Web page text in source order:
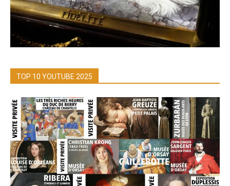
TOP 10 YOUTUBE 2025